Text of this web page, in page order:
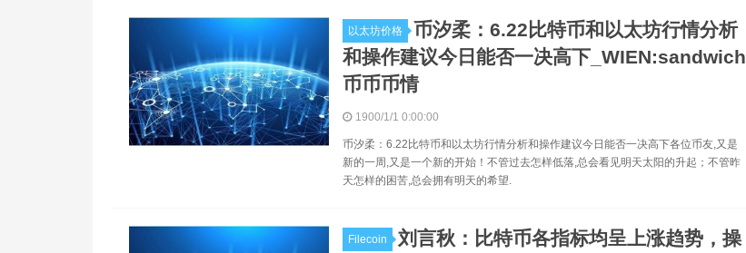
以太坊价格
币汐柔：6.22比特币和以太坊行情分析
和操作建议今日能否一决高下_WIEN:sandwich
币币币情
1900/1/1 0:00:00
币汐柔：6.22比特币和以太坊行情分析和操作建议今日能否一决高下各位币友,又是
新的一周,又是一个新的开始！不管过去怎样低落,总会看见明天太阳的升起；不管昨
天怎样的困苦,总会拥有明天的希望.
Filecoin
刘言秋：比特币各指标均呈上涨趋势，操